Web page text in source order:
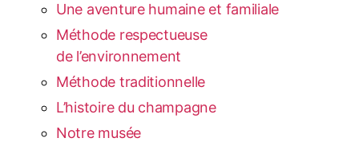
Une aventure humaine et familiale
Méthode respectueuse
de l’environnement
Méthode traditionnelle
L’histoire du champagne
Notre musée